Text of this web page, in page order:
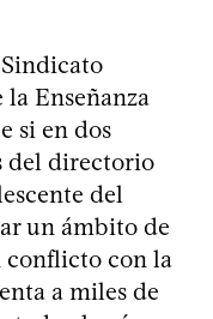
Enseñanza
si en dos
del directorio
del
un ámbito de
conflicto con la
a miles de